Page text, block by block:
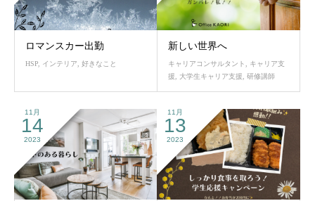
ロマンスカー出勤
HSP インテリア 好きなこと
新しい世界へ
キャリアコンサルタント
キャリア支
援
大学生キャリア支援 研修講師
11月
14
2023
11月
13
2023